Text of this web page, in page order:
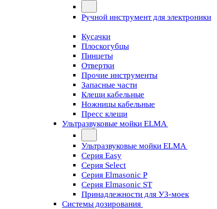
Ручной инструмент для электроники
Кусачки
Плоскогубцы
Пинцеты
Отвертки
Прочие инструменты
Запасные части
Клещи кабельные
Ножницы кабельные
Пресс клещи
Ультразвуковые мойки ELMA
Ультразвуковые мойки ELMA
Серия Easy
Серия Select
Серия Elmasonic P
Серия Elmasonic ST
Принадлежности для УЗ-моек
Системы дозирования